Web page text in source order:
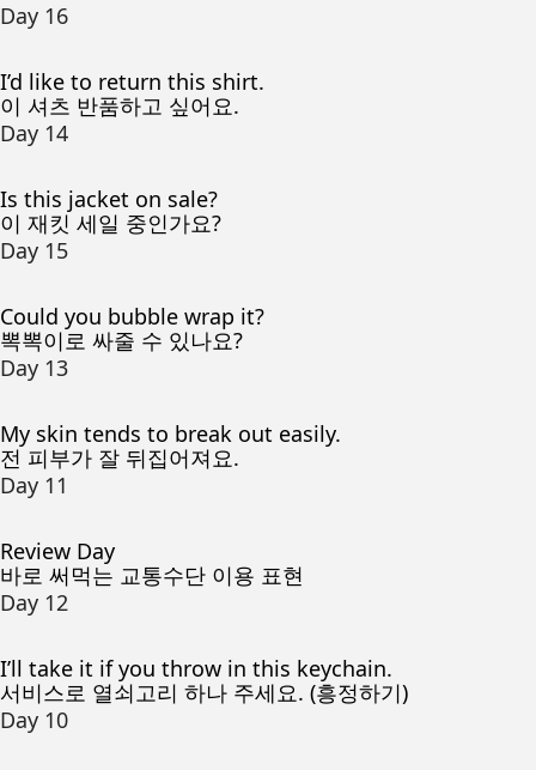
Day 16
I’d like to return this shirt.
이 셔츠 반품하고 싶어요.
Day 14
Is this jacket on sale?
이 재킷 세일 중인가요?
Day 15
Could you bubble wrap it?
뽁뽁이로 싸줄 수 있나요?
Day 13
My skin tends to break out easily.
전 피부가 잘 뒤집어져요.
Day 11
Review Day
바로 써먹는 교통수단 이용 표현
Day 12
I’ll take it if you throw in this keychain.
서비스로 열쇠고리 하나 주세요. (흥정하기)
Day 10